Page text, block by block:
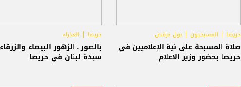
حريصا المسيحيون بول مرقص
صلاة المسبحة على نية الإعلاميين في
حريصا بحضور وزير الاعلام
حريصا العذراء
بالصور ـ الزهور البيضاء
سيدة لبنان في حريصا